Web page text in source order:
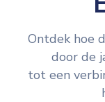
Ontdek hoe
door de
tot een